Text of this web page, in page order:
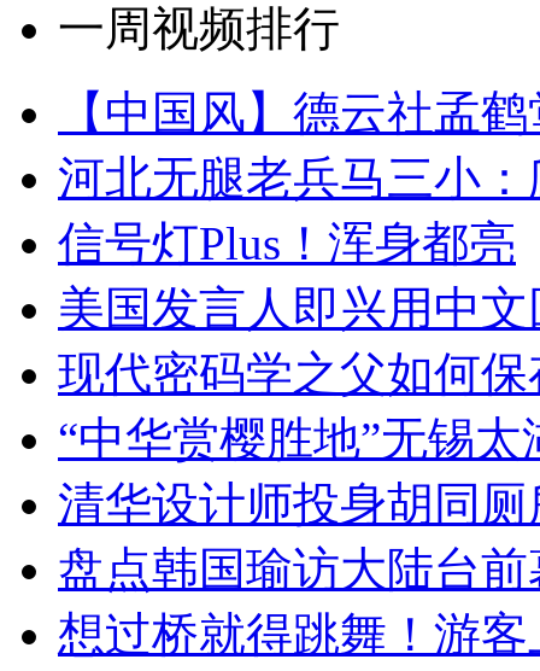
一周视频排行
【中国风】德云社孟
河北无腿老兵马三小
信号灯Plus！浑身都亮
美国发言人即兴用中
现代密码学之父如何
“中华赏樱胜地”无锡
清华设计师投身胡同
盘点韩国瑜访大陆台
想过桥就得跳舞！游客